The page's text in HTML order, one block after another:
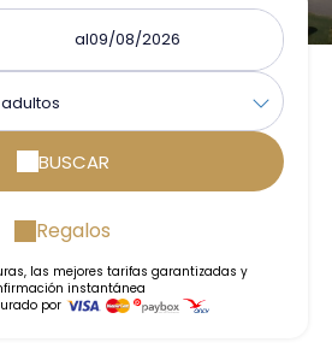
al
adultos
BUSCAR
Regalos
las mejores tarifas garantizadas y
instantánea
por